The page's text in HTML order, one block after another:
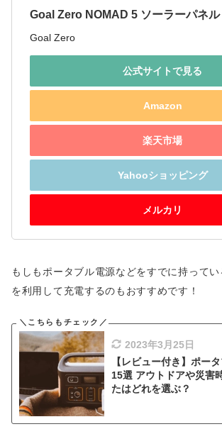
Goal Zero NOMAD 5 ソーラーパネル
Goal Zero
公式サイトで見る
Amazon
楽天市場
Yahooショッピング
メルカリ
もしもポータブル電源などをすでに持って
を利用して充電するのもおすすめです！
2023年3月25日
【レビュー付き】ポー
15選 アウトドアや災害
たはどれを選ぶ？